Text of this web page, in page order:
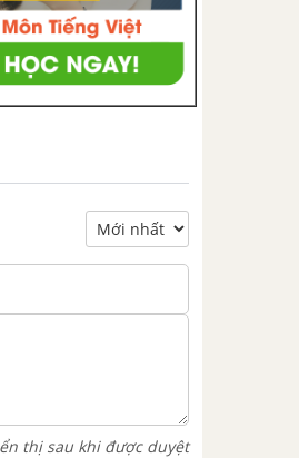
thị sau khi được duyệt